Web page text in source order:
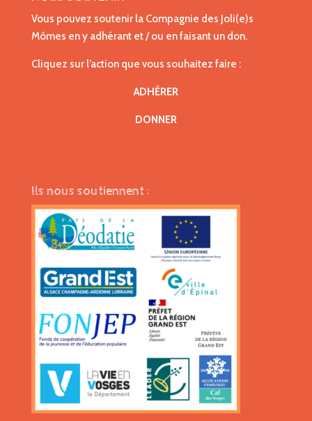
Vous pouvez soutenir la Compagnie des Joli(e)s
Mômes en y adhérant et / ou en faisant un don.
Cliquez sur l’action que vous souhaitez faire :
ADHÉRER
DONNER
Ils nous soutiennent :